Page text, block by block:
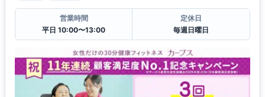
営業時間
平日 10:00〜13:00
定休日
毎週日曜日